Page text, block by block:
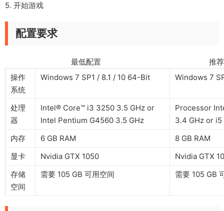
5. 开始游戏
配置要求
最低配置 推荐配
操作
系统
Windows 7 SP1 / 8.1 / 10 64-Bit Windows 7
处理
器
Intel® Core™ i3 3250 3.5 GHz or
Intel Pentium G4560 3.5 GHz
Processor
3.4 GHz or
内存
6 GB RAM
8 GB RAM
显卡
Nvidia GTX 1050
Nvidia GTX
存储
空间
需要 105 GB 可用空间 需要 105 GB